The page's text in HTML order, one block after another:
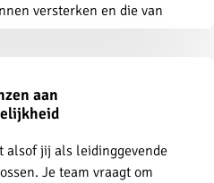
versterken en die van
aan
alsof jij als leidinggevende
Je team vraagt om